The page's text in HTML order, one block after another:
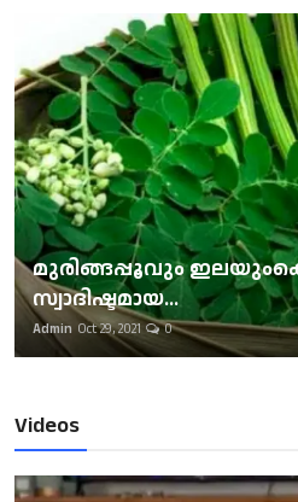
മുരിങ്ങപ്പൂവും
സ്വാദിഷ്ടമായ...
Admin Oct 29, 2021 0
Videos